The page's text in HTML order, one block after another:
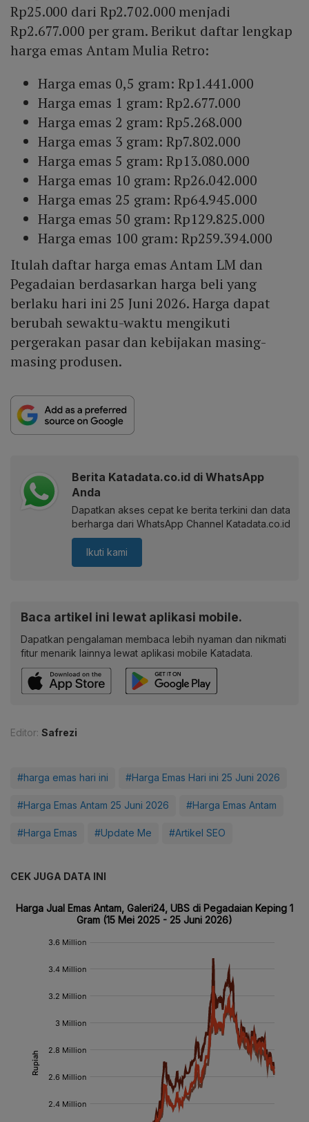
Rp25.000 dari Rp2.702.000 menjadi
Rp2.677.000 per gram. Berikut daftar lengkap
harga emas Antam Mulia Retro:
Harga emas 0,5 gram: Rp1.441.000
Harga emas 1 gram: Rp2.677.000
Harga emas 2 gram: Rp5.268.000
Harga emas 3 gram: Rp7.802.000
Harga emas 5 gram: Rp13.080.000
Harga emas 10 gram: Rp26.042.000
Harga emas 25 gram: Rp64.945.000
Harga emas 50 gram: Rp129.825.000
Harga emas 100 gram: Rp259.394.000
Itulah daftar harga emas Antam LM dan
Pegadaian berdasarkan harga beli yang
berlaku hari ini 25 Juni 2026. Harga dapat
berubah sewaktu-waktu mengikuti
pergerakan pasar dan kebijakan masing-
masing produsen.
Berita Katadata.co.id di WhatsApp
Anda
Dapatkan akses cepat ke berita terkini dan data
berharga dari WhatsApp Channel Katadata.co.id
Ikuti kami
Baca artikel ini lewat aplikasi mobile.
Dapatkan pengalaman membaca lebih nyaman dan nikmati
fitur menarik lainnya lewat aplikasi mobile Katadata.
Editor: Safrezi
#harga emas hari ini #Harga Emas Hari ini 25 Juni 2026
#Harga Emas Antam 25 Juni 2026 #Harga Emas Antam
#Harga Emas #Update Me #Artikel SEO
CEK JUGA DATA INI